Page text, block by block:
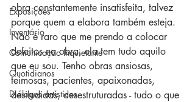
Exposições
Inventário
Comunicação Inquietante
Quotidianos
Diálogos artísticos
obra constantemente insatisfeita, talvez
porque quem a elabora também esteja.
Não é raro que me prendo a colocar
defeitos na obra, ela tem tudo aquilo
que eu sou. Tenho obras ansiosas,
teimosas, pacientes, apaixonadas,
desiludidas, desestruturadas - tudo o que